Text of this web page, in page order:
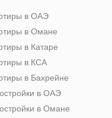
в ОАЭ
в Омане
в Катаре
в КСА
в Бахрейне
в ОАЭ
в Омане